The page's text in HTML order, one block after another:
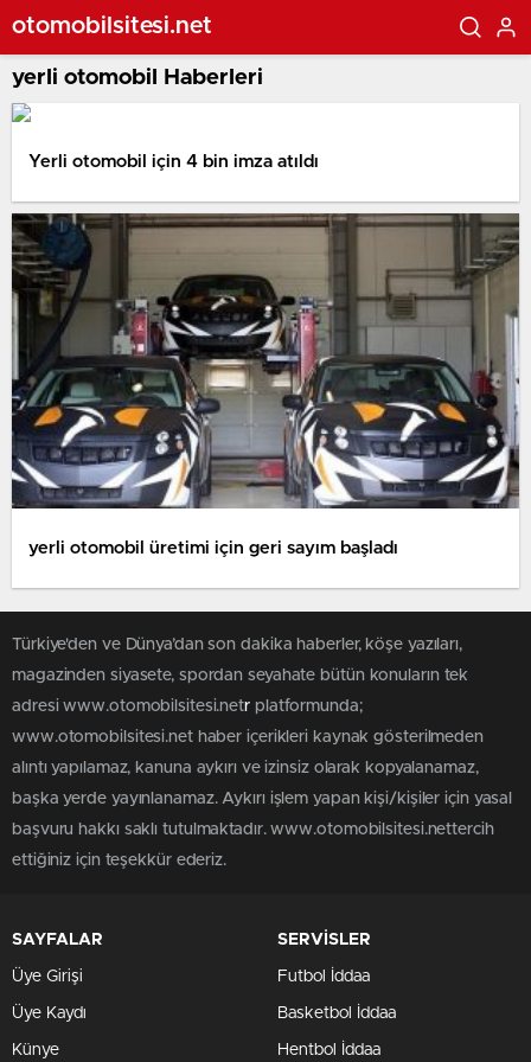
otomobilsitesi.net
yerli otomobil Haberleri
Yerli otomobil için 4 bin imza atıldı
yerli otomobil üretimi için geri sayım başladı
Türkiye'den ve Dünya’dan son dakika haberler, köşe yazıları,
magazinden siyasete, spordan seyahate bütün konuların tek
adresi www.otomobilsitesi.netr platformunda;
www.otomobilsitesi.net haber içerikleri kaynak gösterilmeden
alıntı yapılamaz, kanuna aykırı ve izinsiz olarak kopyalanamaz,
başka yerde yayınlanamaz. Aykırı işlem yapan kişi/kişiler için yasal
başvuru hakkı saklı tutulmaktadır. www.otomobilsitesi.nettercih
ettiğiniz için teşekkür ederiz.
SAYFALAR
Üye Girişi
Üye Kaydı
Künye
SERVİSLER
Futbol İddaa
Basketbol İddaa
Hentbol İddaa